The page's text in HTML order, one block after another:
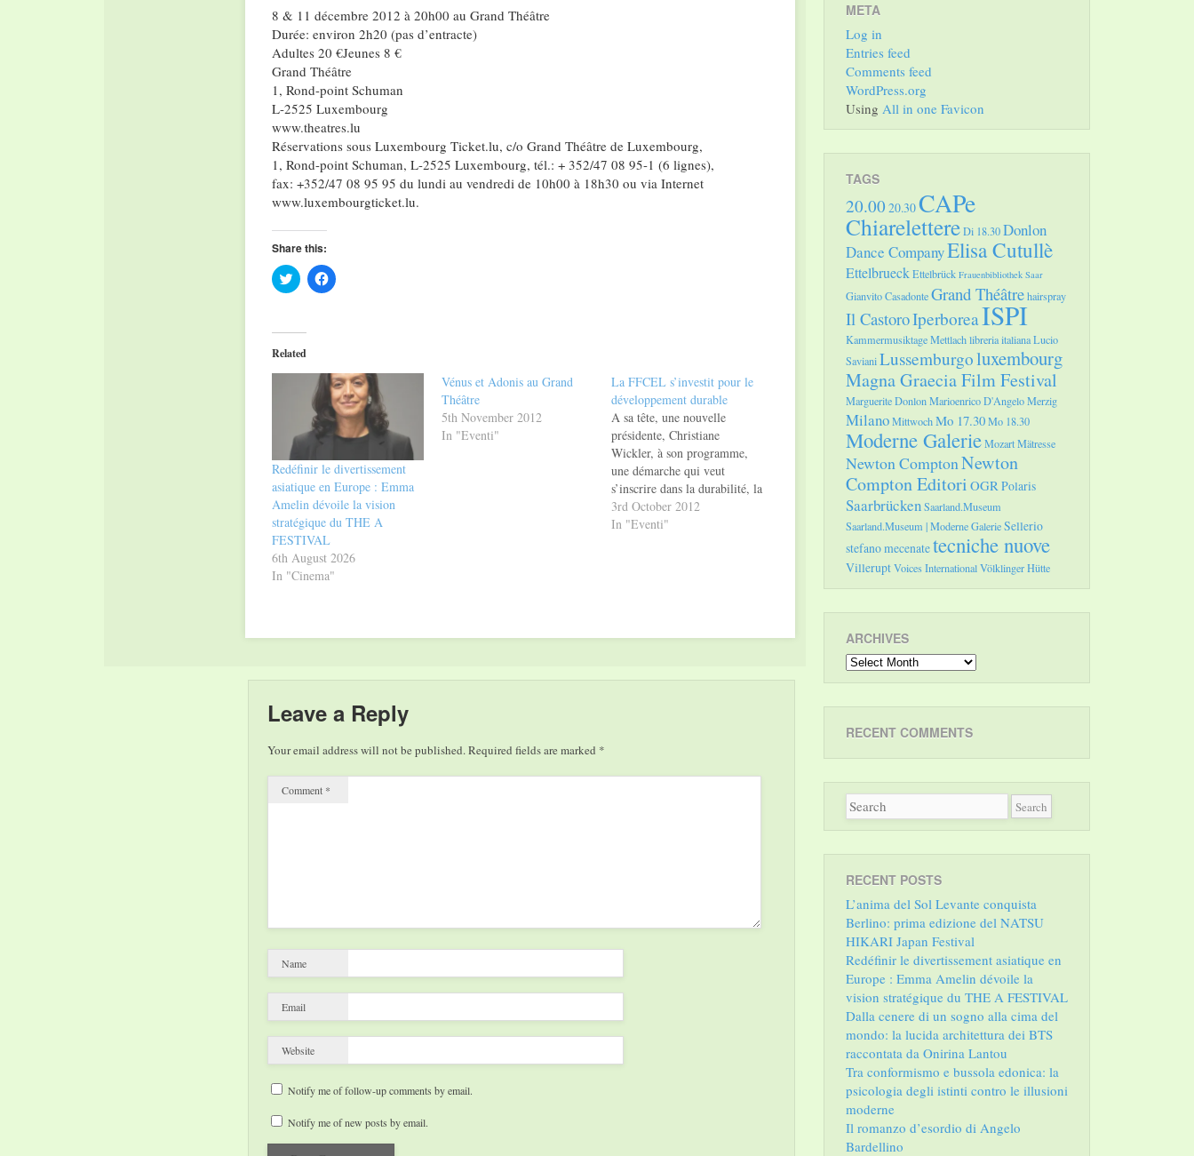
8 & 11 décembre 2012 à 20h00 au Grand Théâtre
Durée: environ 2h20 (pas d’entracte)
Adultes 20 €Jeunes 8 €
Grand Théâtre
1, Rond-point Schuman
L-2525 Luxembourg
www.theatres.lu
Réservations sous Luxembourg Ticket.lu, c/o Grand Théâtre de Luxembourg,
1, Rond-point Schuman, L-2525 Luxembourg, tél.: + 352/47 08 95-1 (6 lignes),
fax: +352/47 08 95 95 du lundi au vendredi de 10h00 à 18h30 ou via Internet
www.luxembourgticket.lu.
Share this:
Click
to
(Opens
in
new
Click
to
Related
Redéfinir le divertissement
asiatique en Europe : Emma
Amelin dévoile la vision
stratégique du THE A
FESTIVAL
6th August 2026
In "Cinema"
Vénus et Adonis au Grand
Théâtre
5th November 2012
In "Eventi"
La FFCEL s’investit pour le
développement durable
A sa tête, une nouvelle
présidente, Christiane
Wickler, à son programme,
une démarche qui veut
s’inscrire dans la durabilité, la
Fédération des Femmes
Cheffes d’Entreprise du
3rd October 2012
In "Eventi"
Leave a Reply
Your email address will not be published.Required fields are marked *
Comment *
Name
Email
Website
Notify me of follow-up comments by email.
Notify me of new posts by email.
META
Log in
Entries feed
Comments feed
WordPress.org
Using All in one Favicon
TAGS
20.00 20.30CAPe
ChiarelettereDi 18.30Donlon
Dance CompanyElisa Cutullè
EttelbrueckEttelbrück Frauenbibliothek Saar
Gianvito CasadonteGrand Théâtrehairspray
Il CastoroIperboreaISPI
Kammermusiktage Mettlachlibreria italianaLucio
SavianiLussemburgoluxembourg
Magna Graecia Film Festival
Marguerite DonlonMarioenrico D'AngeloMerzig
MilanoMittwochMo 17.30Mo 18.30
Moderne GalerieMozartMätresse
Newton ComptonNewton
Compton Editori OGRPolaris
SaarbrückenSaarland.Museum
Saarland.Museum | Moderne GalerieSellerio
stefano mecenatetecniche nuove
VilleruptVoices InternationalVölklinger Hütte
ARCHIVES
Archives
RECENT COMMENTS
RECENT POSTS
L’anima del Sol Levante conquista
Berlino: prima edizione del NATSU
HIKARI Japan Festival
Redéfinir le divertissement asiatique en
Europe : Emma Amelin dévoile la
vision stratégique du THE A FESTIVAL
Dalla cenere di un sogno alla cima del
mondo: la lucida architettura dei BTS
raccontata da Onirina Lantou
Tra conformismo e bussola edonica: la
psicologia degli istinti contro le illusioni
moderne
Il romanzo d’esordio di Angelo
Bardellino